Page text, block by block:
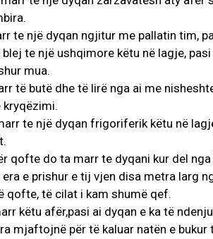
te një dyqan ngjitur me pallatin tim,
te një ushqimore këtu në lagje,
mua.
të butë dhe të lirë nga ai me
te një dyqan frigoriferik këtu në
qofte do ta marr te dyqani kur del
e prishur e tij vjen disa metra larg
qofte, të cilat i kam shumë qef.
këtu afër,pasi ai dyqan e ka të
mjaftojnë për të kaluar natën e